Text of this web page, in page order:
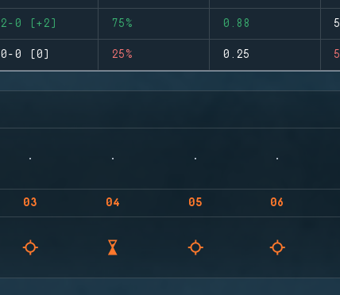
2-0 (+2) 75% 0.88
0-0 (0) 25% 0.25
03 04 05 06